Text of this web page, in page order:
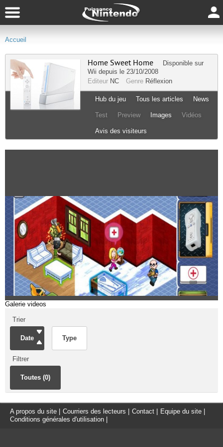
Accueil
Home Sweet Home
Disponible sur
Wii depuis le 23/10/2008
Editeur NC Genre Réflexion
Hub du jeu Tous les articles News
Test Preview Images Vidéos
Avis des visiteurs
Galerie videos
Trier
Date Type
Filtrer
Toutes (0)
A propos du site Courriers des lecteurs Contact Equipe du site
Conditions générales d'utilisation